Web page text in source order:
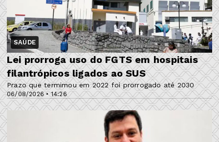
SAÚDE
06/08/2026 • 14:26
Lei prorroga uso do FGTS em hospitais
filantrópicos ligados ao SUS
Prazo que termimou em 2022 foi prorrogado até 2030